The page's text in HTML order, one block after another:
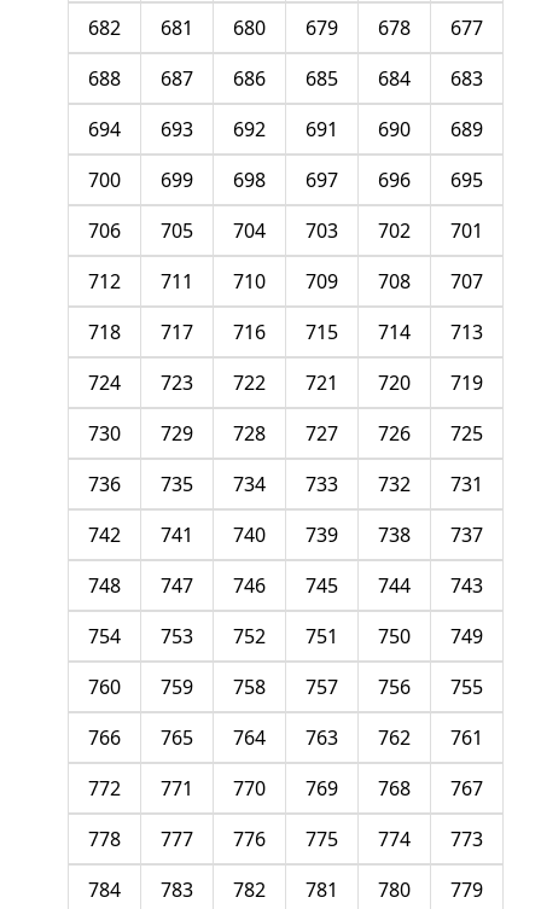
677
678
679
680
681
682
683
684
685
686
687
688
689
690
691
692
693
694
695
696
697
698
699
700
701
702
703
704
705
706
707
708
709
710
711
712
713
714
715
716
717
718
719
720
721
722
723
724
725
726
727
728
729
730
731
732
733
734
735
736
737
738
739
740
741
742
743
744
745
746
747
748
749
750
751
752
753
754
755
756
757
758
759
760
761
762
763
764
765
766
767
768
769
770
771
772
773
774
775
776
777
778
779
780
781
782
783
784